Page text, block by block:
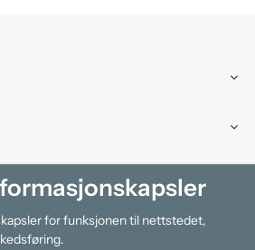
for funksjonen til nettstedet,